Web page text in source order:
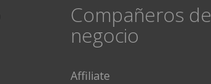
Compañeros de
negocio
Affiliate